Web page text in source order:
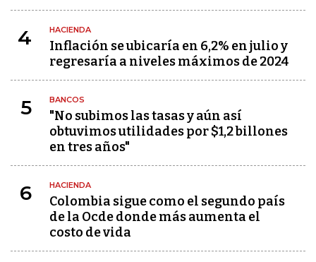
4 HACIENDA
Inflación se ubicaría en 6,2% en julio y
regresaría a niveles máximos de 2024
5 BANCOS
"No subimos las tasas y aún así
obtuvimos utilidades por $1,2 billones
en tres años"
6 HACIENDA
Colombia sigue como el segundo país
de la Ocde donde más aumenta el
costo de vida